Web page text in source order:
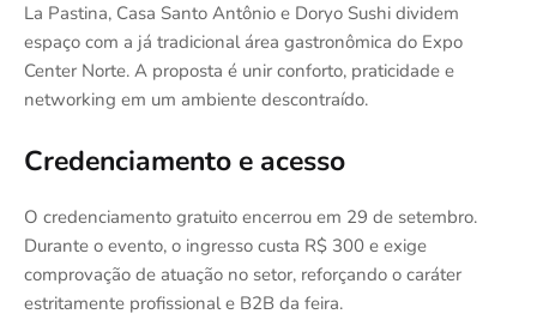
La Pastina, Casa Santo Antônio e Doryo Sushi dividem
espaço com a já tradicional área gastronômica do Expo
Center Norte. A proposta é unir conforto, praticidade e
networking em um ambiente descontraído.
Credenciamento e acesso
O credenciamento gratuito encerrou em 29 de setembro.
Durante o evento, o ingresso custa R$ 300 e exige
comprovação de atuação no setor, reforçando o caráter
estritamente profissional e B2B da feira.